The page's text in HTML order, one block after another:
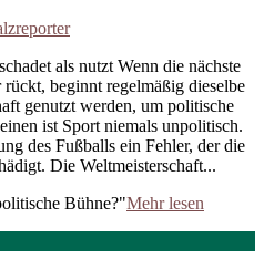
als nutzt Wenn die nächste
beginnt regelmäßig dieselbe
genutzt werden, um politische
ist Sport niemals unpolitisch.
des Fußballs ein Fehler, der die
Die Weltmeisterschaft...
Bühne?"Mehr lesen